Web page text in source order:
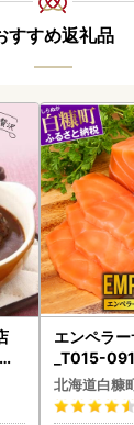
すすめ返礼品
エンペラ
_T015-
北海道白糠